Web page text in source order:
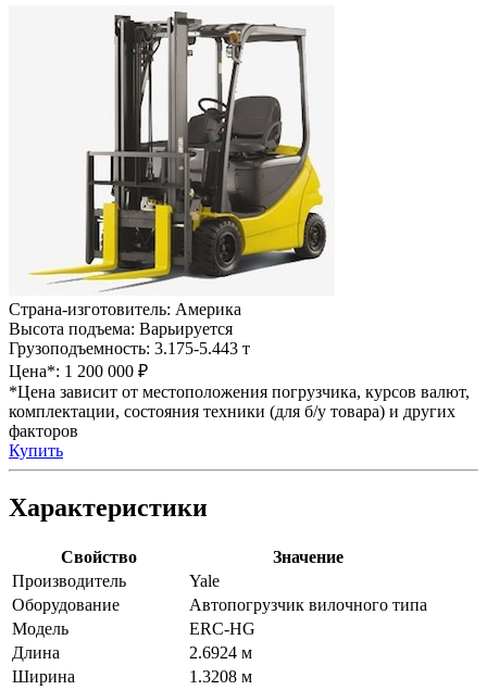
Страна-изготовитель: Америка
Высота подъема: Варьируется
Грузоподъемность: 3.175-5.443 т
Цена*: 1 200 000 ₽
*Цена зависит от местоположения погрузчика, курсов валют,
комплектации, состояния техники (для б/у товара) и других
факторов
Купить
Характеристики
Свойство
Значение
Производитель
Yale
Оборудование
Автопогрузчик вилочного типа
Модель
ERC-HG
Длина
2.6924 м
Ширина
1.3208 м